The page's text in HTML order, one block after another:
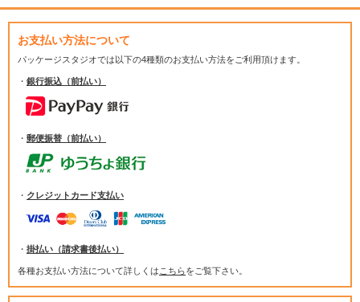
お支払い方法について
パッケージスタジオでは以下の4種類のお支払い方法をご利用頂けます。
・ 銀行振込（前払い）
・ 郵便振替（前払い）
・ クレジットカード支払い
・ 掛払い（請求書後払い）
各種お支払い方法について詳しくは こちらをご覧下さい。